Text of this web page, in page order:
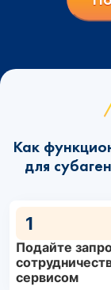
Как
для
1
Подайте
сервисом